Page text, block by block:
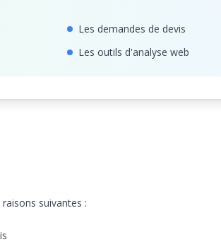
Les demandes de devis
Les outils d'analyse web
suivantes :